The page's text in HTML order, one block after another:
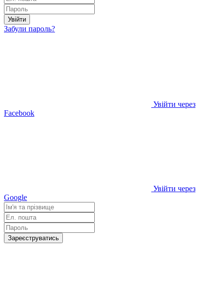
Увійти
Забули пароль?
Увійти через
Facebook
Увійти через
Google
Зареєструватись